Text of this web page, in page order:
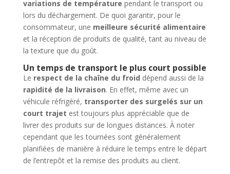
variations de température pendant le transport ou
lors du déchargement. De quoi garantir, pour le
consommateur, une meilleure sécurité alimentaire
et la réception de produits de qualité, tant au niveau de
la texture que du goût.
Un temps de transport le plus court possible
Le respect de la chaîne du froid dépend aussi de la
rapidité de la livraison. En effet, même avec un
véhicule réfrigéré, transporter des surgelés sur un
court trajet est toujours plus appréciable que de
livrer des produits sur de longues distances. À noter
cependant que les tournées sont généralement
planifiées de manière à réduire le temps entre le départ
de l’entrepôt et la remise des produits au client.